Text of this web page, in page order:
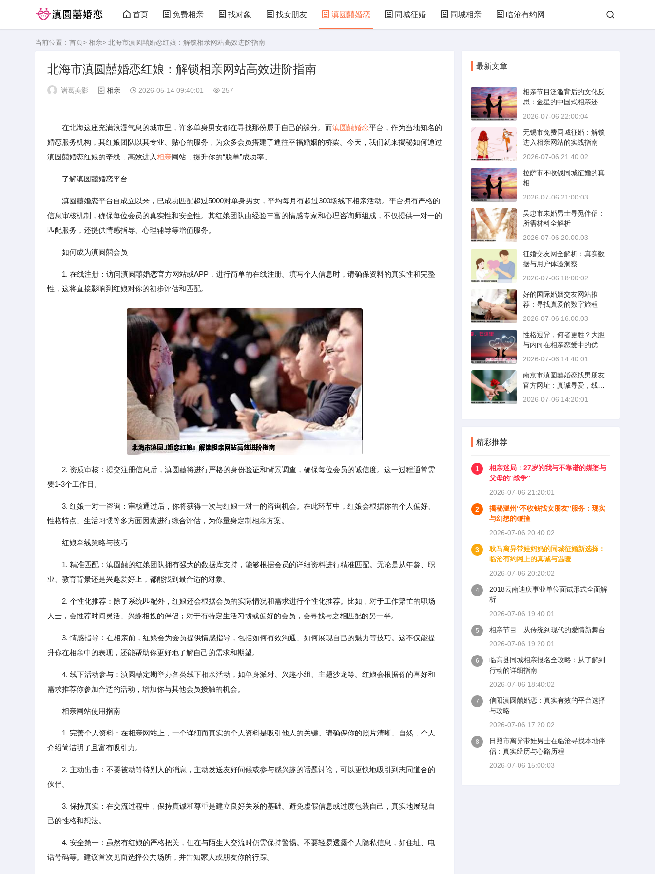
首页 免费相亲 找对象 找女朋友 滇圆囍婚恋 同城征婚 同城相亲 临沧有约网
当前位置： 首页> 相亲> 北海市滇圆囍婚恋红娘：解锁相亲网站高效进阶指南
北海市滇圆囍婚恋红娘：解锁相亲网站高效进阶指南
诸葛美影 相亲 2026-05-14 09:40:01 257
在北海这座充满浪漫气息的城市里，许多单身男女都在寻找那份属于自己的缘分。而滇圆囍婚恋平台，作为当地知名的
婚恋服务机构，其红娘团队以其专业、贴心的服务，为众多会员搭建了通往幸福婚姻的桥梁。今天，我们就来揭秘如何通过
滇圆囍婚恋红娘的牵线，高效进入相亲网站，提升你的“脱单”成功率。
了解滇圆囍婚恋平台
滇圆囍婚恋平台自成立以来，已成功匹配超过5000对单身男女，平均每月有超过300场线下相亲活动。平台拥有严格的
信息审核机制，确保每位会员的真实性和安全性。其红娘团队由经验丰富的情感专家和心理咨询师组成，不仅提供一对一的
匹配服务，还提供情感指导、心理辅导等增值服务。
如何成为滇圆囍会员
1. 在线注册：访问滇圆囍婚恋官方网站或APP，进行简单的在线注册。填写个人信息时，请确保资料的真实性和完整
性，这将直接影响到红娘对你的初步评估和匹配。
2. 资质审核：提交注册信息后，滇圆囍将进行严格的身份验证和背景调查，确保每位会员的诚信度。这一过程通常需
要1-3个工作日。
3. 红娘一对一咨询：审核通过后，你将获得一次与红娘一对一的咨询机会。在此环节中，红娘会根据你的个人偏好、
性格特点、生活习惯等多方面因素进行综合评估，为你量身定制相亲方案。
红娘牵线策略与技巧
1. 精准匹配：滇圆囍的红娘团队拥有强大的数据库支持，能够根据会员的详细资料进行精准匹配。无论是从年龄、职
业、教育背景还是兴趣爱好上，都能找到最合适的对象。
2. 个性化推荐：除了系统匹配外，红娘还会根据会员的实际情况和需求进行个性化推荐。比如，对于工作繁忙的职场
人士，会推荐时间灵活、兴趣相投的伴侣；对于有特定生活习惯或偏好的会员，会寻找与之相匹配的另一半。
3. 情感指导：在相亲前，红娘会为会员提供情感指导，包括如何有效沟通、如何展现自己的魅力等技巧。这不仅能提
升你在相亲中的表现，还能帮助你更好地了解自己的需求和期望。
4. 线下活动参与：滇圆囍定期举办各类线下相亲活动，如单身派对、兴趣小组、主题沙龙等。红娘会根据你的喜好和
需求推荐你参加合适的活动，增加你与其他会员接触的机会。
相亲网站使用指南
1. 完善个人资料：在相亲网站上，一个详细而真实的个人资料是吸引他人的关键。请确保你的照片清晰、自然，个人
介绍简洁明了且富有吸引力。
2. 主动出击：不要被动等待别人的消息，主动发送友好问候或参与感兴趣的话题讨论，可以更快地吸引到志同道合的
伙伴。
3. 保持真实：在交流过程中，保持真诚和尊重是建立良好关系的基础。避免虚假信息或过度包装自己，真实地展现自
己的性格和想法。
4. 安全第一：虽然有红娘的严格把关，但在与陌生人交流时仍需保持警惕。不要轻易透露个人隐私信息，如住址、电
话号码等。建议首次见面选择公共场所，并告知家人或朋友你的行踪。
最新文章
相亲节目泛滥背后的文化反
思：金星的中国式相亲还能
否保持其“完美”
2026-07-06 22:00:04
无锡市免费同城征婚：解锁
进入相亲网站的实战指南
2026-07-06 21:40:02
拉萨市不收钱同城征婚的真
相
2026-07-06 21:00:03
吴忠市未婚男士寻觅伴侣：
所需材料全解析
2026-07-06 20:00:03
征婚交友网全解析：真实数
据与用户体验洞察
2026-07-06 18:00:02
好的国际婚姻交友网站推
荐：寻找真爱的数字旅程
2026-07-06 16:00:03
性格迥异，何者更胜？大胆
与内向在相亲恋爱中的优势
分析
2026-07-06 14:40:01
南京市滇圆囍婚恋找男朋友
官方网址：真诚寻爱，线上
启航
2026-07-06 14:20:01
精彩推荐
1
相亲迷局：27岁的我与不靠谱的媒婆与
父母的“战争”
2026-07-06 21:20:01
2
揭秘温州“不收钱找女朋友”服务：现实
与幻想的碰撞
2026-07-06 20:40:02
3
耿马离异带娃妈妈的同城征婚新选择：
临沧有约网上的真诚与温暖
2026-07-06 20:20:02
4
2018云南迪庆事业单位面试形式全面解
析
2026-07-06 19:40:01
5
相亲节目：从传统到现代的爱情新舞台
2026-07-06 19:20:01
6
临高县同城相亲报名全攻略：从了解到
行动的详细指南
2026-07-06 18:40:02
7
信阳滇圆囍婚恋：真实有效的平台选择
与攻略
2026-07-06 17:20:02
8
日照市离异带娃男士在临沧寻找本地伴
侣：真实经历与心路历程
2026-07-06 15:00:03